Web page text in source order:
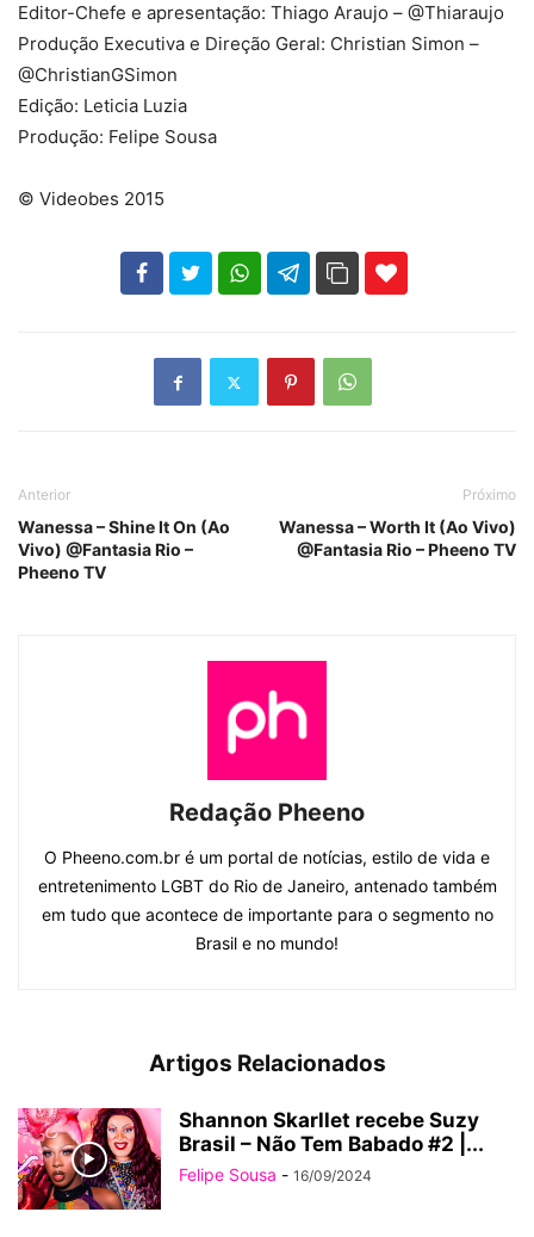
Editor-Chefe e apresentação: Thiago Araujo – @Thiaraujo
Produção Executiva e Direção Geral: Christian Simon –
@ChristianGSimon
Edição: Leticia Luzia
Produção: Felipe Sousa
© Videobes 2015
102 35
Anterior
Wanessa – Shine It On (Ao
Vivo) @Fantasia Rio –
Pheeno TV
Próximo
Wanessa – Worth It (Ao Vivo)
@Fantasia Rio – Pheeno TV
Redação Pheeno
O Pheeno.com.br é um portal de notícias, estilo de vida e
entretenimento LGBT do Rio de Janeiro, antenado também
em tudo que acontece de importante para o segmento no
Brasil e no mundo!
Artigos Relacionados
Shannon Skarllet recebe Suzy
Brasil – Não Tem Babado #2 |...
Felipe Sousa - 16/09/2024